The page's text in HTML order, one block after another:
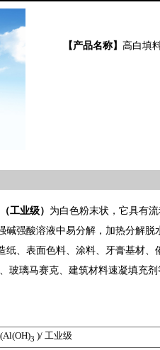
【产品名称】 高白填
工业级） 为白色粉末状，它具有
碱强酸溶液中易分解，加热分解
纸、表面色料、涂料、牙膏基材
玻璃马赛克、建筑材料速凝填充剂
3 )/ 工业级